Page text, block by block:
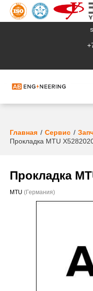
О
Главная Сервис
Прокладка MTU
Прокладка
MTU (Германия)